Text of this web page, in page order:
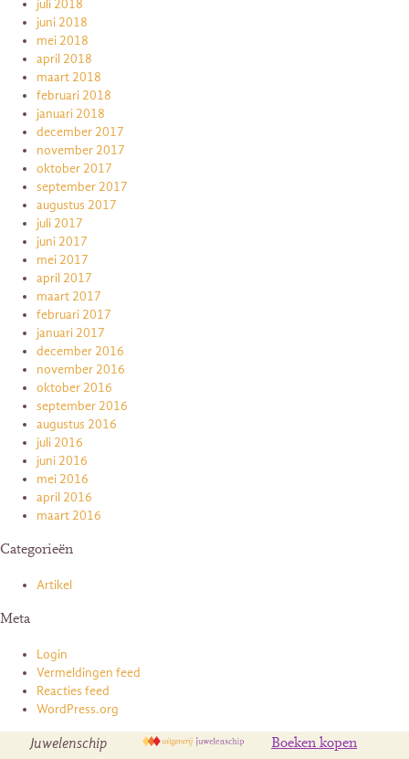
juli 2018
juni 2018
mei 2018
april 2018
maart 2018
februari 2018
januari 2018
december 2017
november 2017
oktober 2017
september 2017
augustus 2017
juli 2017
juni 2017
mei 2017
april 2017
maart 2017
februari 2017
januari 2017
december 2016
november 2016
oktober 2016
september 2016
augustus 2016
juli 2016
juni 2016
mei 2016
april 2016
maart 2016
Categorieën
Artikel
Meta
Login
Vermeldingen feed
Reacties feed
WordPress.org
Juwelenschip Boeken kopen